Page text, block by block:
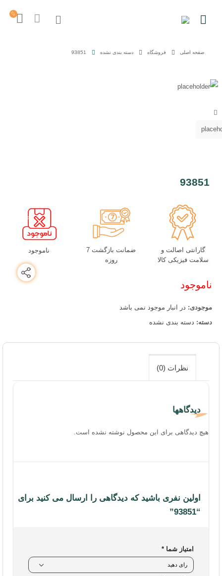
صفحه اصلی فروشگاه دسته بندی نشده 93851
93851
گارانتی اصالت و
سلامت فیزیکی کالا
ضمانت بازگشت 7
روزه
ناموجود
ناموجود
موجودی: در انبار موجود نمی باشد
دسته: دسته بندی نشده
نظرات (0)
دیدگاهها
هیچ دیدگاهی برای این محصول نوشته نشده است.
اولین نفری باشید که دیدگاهی را ارسال می کنید برای
“93851”
امتیاز شما *